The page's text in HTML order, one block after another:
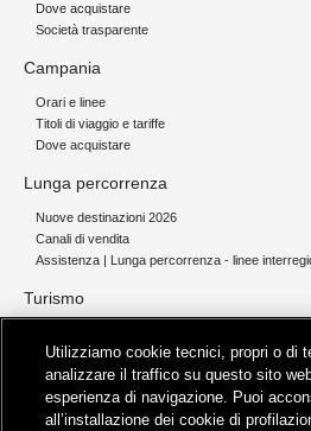
Dove acquistare
Società trasparente
Campania
Orari e linee
Titoli di viaggio e tariffe
Dove acquistare
Lunga percorrenza
Nuove destinazioni 2026
Canali di vendita
Assistenza | Lunga percorrenza - linee
Turismo
Servizi per aeroporti
Servizi di noleggio con conducente
Servizio di navigazione sul Lago Trasimeno
Utilizziamo cookie tecnici, propri o di
analizzare il traffico su questo sito
esperienza di navigazione. Puoi
all’installazione dei cookie di